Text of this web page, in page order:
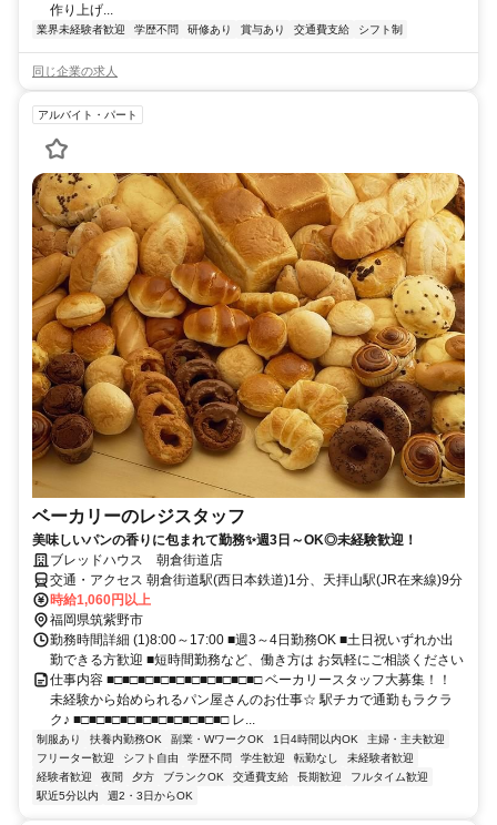
作り上げ...
業界未経験者歓迎 学歴不問 研修あり 賞与あり 交通費支給 シフト制
同じ企業の求人
アルバイト・パート
ベーカリーのレジスタッフ
美味しいパンの香りに包まれて勤務✨週3日～OK◎未経験歓迎！
ブレッドハウス 朝倉街道店
交通・アクセス 朝倉街道駅(西日本鉄道)1分、天拝山駅(JR在来線)9分
時給1,060円以上
福岡県筑紫野市
勤務時間詳細 (1)8:00～17:00 ■週3～4日勤務OK ■土日祝いずれか出
勤できる方歓迎 ■短時間勤務など、働き方は お気軽にご相談ください
仕事内容 ■□■□■□■□■□■□■□■□■□■□ ベーカリースタッフ大募集！！
未経験から始められるパン屋さんのお仕事☆ 駅チカで通勤もラクラ
ク♪ ■□■□■□■□■□■□■□■□■□■□ レ...
制服あり 扶養内勤務OK 副業・WワークOK 1日4時間以内OK
主婦・主夫歓迎
フリーター歓迎
シフト自由 学歴不問 学生歓迎 転勤なし
未経験者歓迎
経験者歓迎
夜間 夕方 ブランクOK 交通費支給 長期歓迎
フルタイム歓迎
駅近5分以内
週2・3日からOK